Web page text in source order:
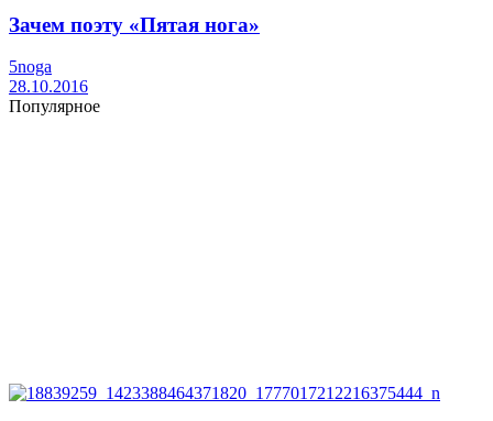
Зачем поэту «Пятая нога»
5noga
28.10.2016
Популярное